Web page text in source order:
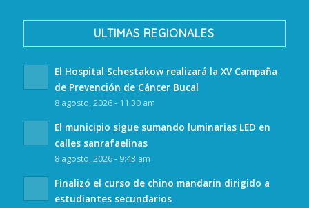
ULTIMAS REGIONALES
El Hospital Schestakow realizará la XV Campaña
de Prevención de Cáncer Bucal
8 agosto, 2026 - 11:30 am
El municipio sigue sumando luminarias LED en
calles sanrafaelinas
8 agosto, 2026 - 9:43 am
Finalizó el curso de chino mandarín dirigido a
estudiantes secundarios